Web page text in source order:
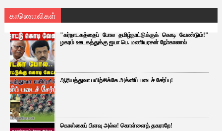
காணொலிகள்
"கர்நாடகத்தைப் போல தமிழ்நாட்டுக்குக் கொடி வேண்டும்!"
ழகரம் ஊடகத்துக்கு ஐயா பெ. மணியரசன் நோ்காணல்
ஆரியத்துவா பயிற்சிக்கே அக்னிப் படைச் சேர்ப்பு!
கொள்கைப் பிளவு அல்ல! கொள்ளைத் தகராறே!